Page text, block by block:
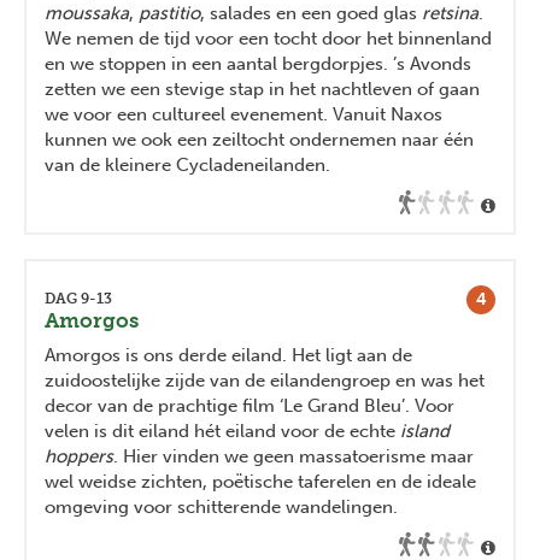
moussaka, pastitio, salades en een goed glas retsina.
We nemen de tijd voor een tocht door het binnenland
en we stoppen in een aantal bergdorpjes. ’s Avonds
zetten we een stevige stap in het nachtleven of gaan
we voor een cultureel evenement. Vanuit Naxos
kunnen we ook een zeiltocht ondernemen naar één
van de kleinere Cycladeneilanden.
4
DAG 9-13
Amorgos
Amorgos is ons derde eiland. Het ligt aan de
zuidoostelijke zijde van de eilandengroep en was het
decor van de prachtige film ‘Le Grand Bleu’. Voor
velen is dit eiland hét eiland voor de echte island
hoppers. Hier vinden we geen massatoerisme maar
wel weidse zichten, poëtische taferelen en de ideale
omgeving voor schitterende wandelingen.